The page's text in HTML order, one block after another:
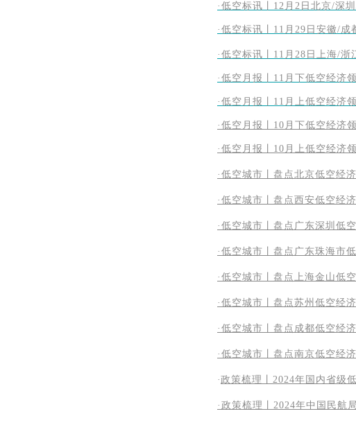
·低空标讯丨12月2日北京/深
· 低空标讯丨11月29日安徽/成
·低空标讯丨11月28日上海/浙
·低空月报丨11月下低空经济
·低空月报丨11月上低空经济
·低空月报丨10月下低空经济
·低空月报丨10月上低空经济
·低空城市丨盘点北京低空经
·低空城市丨盘点西安低空经
·低空城市丨盘点广东深圳低
·低空城市丨盘点广东珠海市
·低空城市丨盘点上海金山低
·低空城市丨盘点苏州低空经
·低空城市丨盘点成都低空经
·低空城市丨盘点南京低空经
·政策梳理丨2024年国内省级
·政策梳理丨2024年中国民航